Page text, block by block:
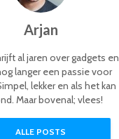
Arjan
al jaren over gadgets en
langer een passie voor
lekker en als het kan
Maar bovenal; vlees!
ALLE POSTS